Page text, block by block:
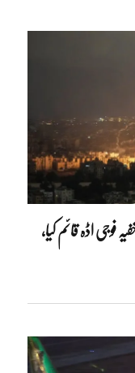
فوجی اڈہ قائم کیا،